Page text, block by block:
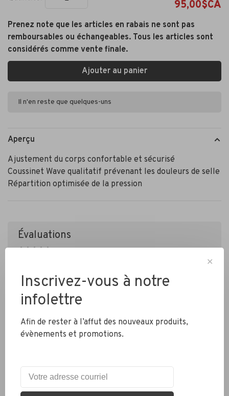
95,00$CA
Prenez note que les articles en rabais ne sont pas
remboursables ou échangeables. Tous les articles sont
considérés comme vente finale.
Ajouter au panier
Il n'en reste que quelques-uns
Aperçu
Ajustement du corps confortable et sécurisé
Coussinet Wave qualitatif prévenant les douleurs de selle
Répartition optimisée de la pression
Évaluations
• • • • •
Ajouter un avis
Livraison partout au Canada
✕
Inscrivez-vous à notre
infolettre
Afin de rester à l’affut des nouveaux produits,
évènements et promotions.